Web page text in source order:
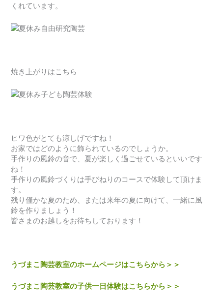
くれています。
焼き上がりはこちら
ヒワ色がとても涼しげですね！
お家ではどのように飾られているのでしょうか。
手作りの風鈴の音で、夏が楽しく過ごせているといいです
ね！
手作りの風鈴づくりは手びねりのコースで体験して頂けま
す。
残り僅かな夏のため、または来年の夏に向けて、一緒に風
鈴を作りましょう！
皆さまのお越しをお待ちしております！
うづまこ陶芸教室のホームページはこちらから＞＞
うづまこ陶芸教室の子供一日体験はこちらから＞＞